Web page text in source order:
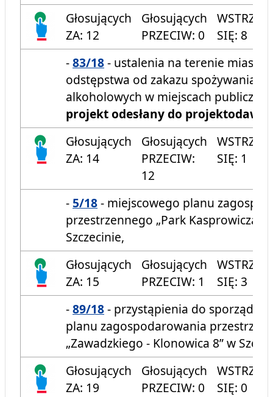
Głosujących
ZA: 12
Głosujących
PRZECIW: 0
SIĘ: 8
-83/18- ustalenia na terenie miasta
odstępstwa od zakazu spożywania
alkoholowych w miejscach
projekt odesłany do projektodawcy
Głosujących
ZA: 14
Głosujących
PRZECIW:
12
SIĘ: 1
- 5/18- miejscowego planu
przestrzennego „Park Kasprowicza –
Szczecinie,
Głosujących
ZA: 15
Głosujących
PRZECIW: 1
SIĘ: 3
-89/18- przystąpienia do
planu zagospodarowania
„Zawadzkiego - Klonowica 8” w
Głosujących
ZA: 19
Głosujących
PRZECIW: 0
SIĘ: 0